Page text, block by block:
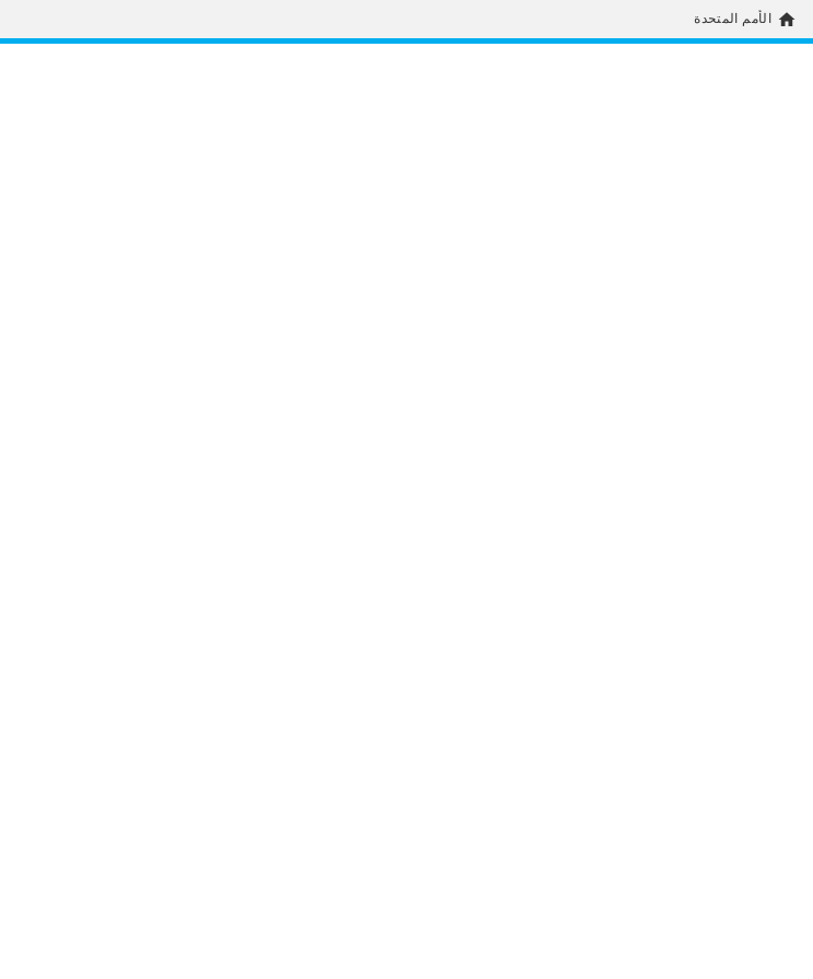
home الأمم المتحدة